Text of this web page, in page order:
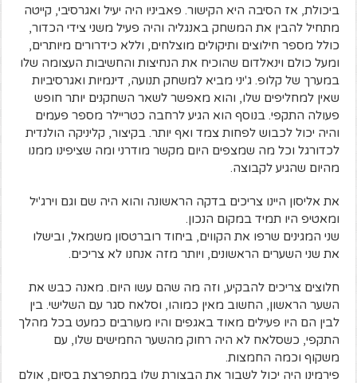
ביכולת, אז הסיבה היא הקישור. פאביניו היה יעיל ואגרסיבי, קייטה
מתחיל להבין את המשחק באנגליה והיה פעיל משני צידי הכדור,
כולל מספר חילוצים ותיקולים מוצלחים, וללא כידרורים מיותרים,
ומעל כולם וינאלדום שהוכיח את הנחיצות והחשיבות העצומה שלו
במערך של קלופ. ג'יני מביא למשחק תנועה, דינמיות ואגרסיביות
שאין למחליפים שלו, והוא מאפשר לשאר השחקנים יותר חופש
פעולה התקפי. בנוסף הוא הגיע לרחבה כטריילר מספר פעמים
והיה יכול לכבוש לפחות צמד ואף יותר. בקיצור, קליניקה הולנדית
לכדורגל וכל מה שמצפים היום מקשר מודרני ומה שציפינו ממנו
מהיום שהגיע לקבוצה.
את אליסון היינו צריכים בדקה הראשונה והוא היה שם וגם וירג'יל
ומאטיפ היו תמיד במקום הנכון.
שני המגינים שרפו את הקווים, ביחוד רוברטסון משמאל, ובישלו
את שני השערים הראשונים, ויותר מזה אנחנו לא צריכים.
חלוצים צריכים להבקיע, וזה מה שהם עשו היום. מאנה כבש את
השער הראשון, החשוב מאין כמוהו, וסלאח סגר עם השלישי. בין
לבין הם היו פעילים מאוד באגפים והיו מעורבים כמעט בכל מהלך
התקפי, כשסלאח לא היה רחוק מהשער החמישים שלו, עם
משקוף וכמה החמצות.
פירמינו היה יכול לשבור את הבצורת שלו במתפרצת בסיום, אולם